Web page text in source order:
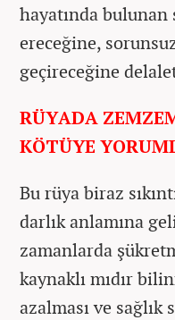
hayatında bulunan
ereceğine,
geçireceğine
RÜYADA
KÖTÜYE
Bu rüya biraz
darlık anlamına
zamanlarda
kaynaklı mıdır
azalması ve sağlık